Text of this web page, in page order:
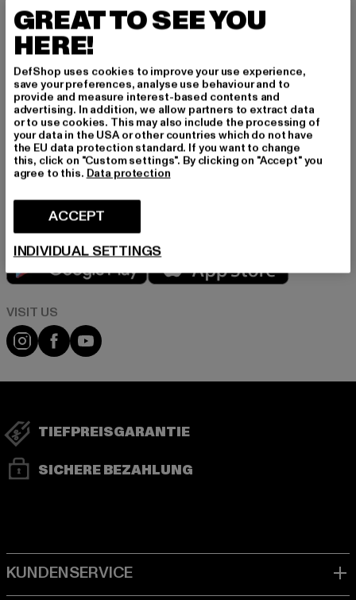
An welchen Produkten bist du interessiert?
MÄNNER
FRAUEN
E-MAIL
ANMELDEN
Informationen dazu, wie DefShop mit Deinen Daten umgeht, findest Du
in unserer Datenschutzerklärung. Du kannst Dich jederzeit kostenfei
Play market
Visit our Instagram page:
Visit our Facebook page:
Visit our YouTube channel:
TIEFPREISGARANTIE
SICHERE BEZAHLUNG
GREAT TO SEE YOU
HERE!
DefShop uses cookies to improve your use experience,
save your preferences, analyse use behaviour and to
provide and measure interest-based contents and
advertising. In addition, we allow partners to extract data
or to use cookies. This may also include the processing of
your data in the USA or other countries which do not have
the EU data protection standard. If you want to change
this, click on "Custom settings". By clicking on "Accept" you
agree to this. Data protection
ACCEPT
INDIVIDUAL SETTINGS